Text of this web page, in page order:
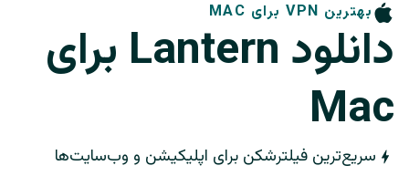
بهترین VPN برای MAC
دانلود Lantern برای
Mac
سریع‌ترین فیلترشکن برای اپلیکیشن و وب‌سایت‌ها